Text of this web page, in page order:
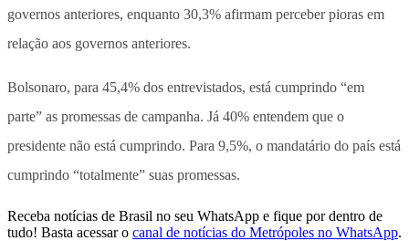
governos anteriores, enquanto 30,3% afirmam perceber pioras em
relação aos governos anteriores.
Bolsonaro, para 45,4% dos entrevistados, está cumprindo “em
parte” as promessas de campanha. Já 40% entendem que o
presidente não está cumprindo. Para 9,5%, o mandatário do país está
cumprindo “totalmente” suas promessas.
Receba notícias de Brasil no seu WhatsApp e fique por dentro de
tudo! Basta acessar o canal de notícias do Metrópoles no WhatsApp.